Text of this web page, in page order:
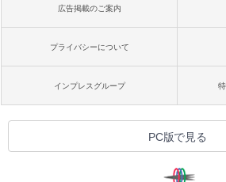
広告掲載のご案内
プライバシーについて
インプレスグループ
PC版で見る